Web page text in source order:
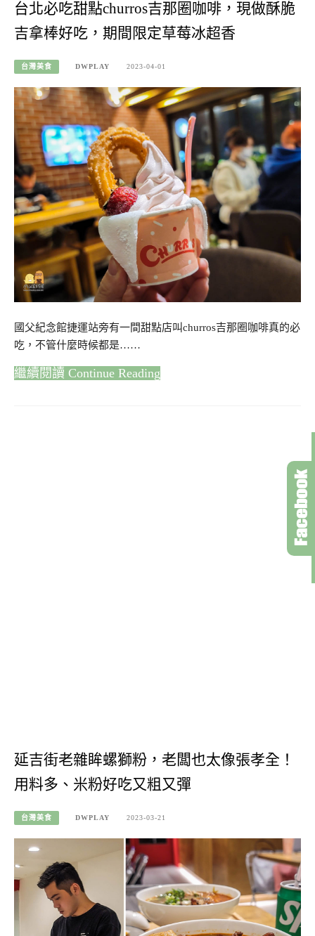
台北必吃甜點churros吉那圈咖啡，現做酥脆
吉拿棒好吃，期間限定草莓冰超香
台灣美食 DWPLAY 2023-04-01
國父紀念館捷運站旁有一間甜點店叫churros吉那圈咖啡真的必
吃，不管什麼時候都是……
Continue Reading
延吉街老雜眸螺獅粉，老闆也太像張孝全！
用料多、米粉好吃又粗又彈
台灣美食 DWPLAY 2023-03-21